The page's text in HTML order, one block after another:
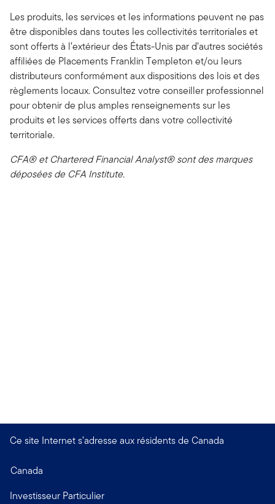
Les produits, les services et les informations peuvent ne pas
être disponibles dans toutes les collectivités territoriales et
sont offerts à l’extérieur des États-Unis par d’autres sociétés
affiliées de Placements Franklin Templeton et/ou leurs
distributeurs conformément aux dispositions des lois et des
règlements locaux. Consultez votre conseiller professionnel
pour obtenir de plus amples renseignements sur les
produits et les services offerts dans votre collectivité
territoriale.
CFA® et Chartered Financial Analyst® sont des marques
déposées de CFA Institute.
Ce site Internet s’adresse aux résidents de Canada
Canada
Investisseur Particulier